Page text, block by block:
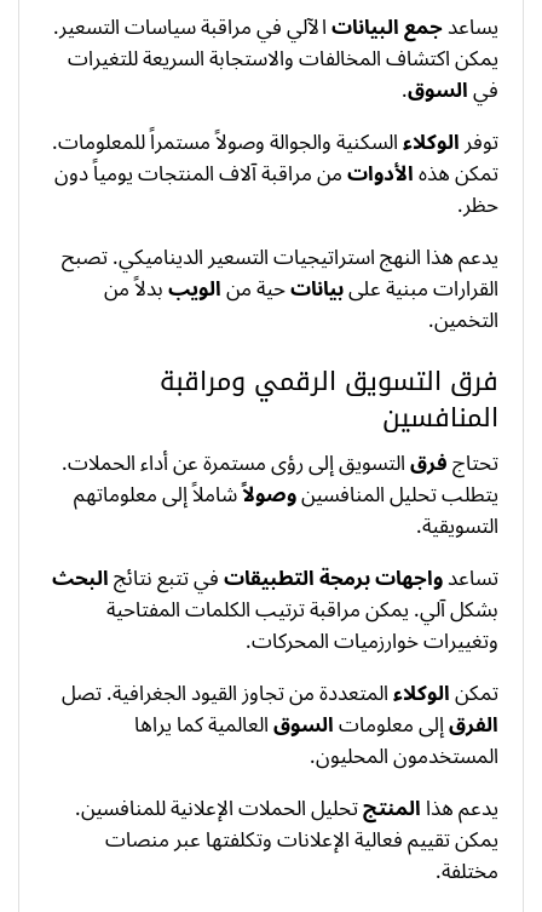
يساعدجمع البياناتالآلي في مراقبة سياسات التسعير.
يمكن اكتشاف المخالفات والاستجابة السريعة للتغيرات
فيالسوق.
توفرالوكلاءالسكنية والجوالة وصولاً مستمراً للمعلومات.
تمكن هذهالأدواتمن مراقبة آلاف المنتجات يومياً دون
حظر.
يدعم هذا النهج استراتيجيات التسعير الديناميكي. تصبح
القرارات مبنية علىبياناتحية منالويببدلاً من
التخمين.
فرق التسويق الرقمي ومراقبة
المنافسين
تحتاجفرقالتسويق إلى رؤى مستمرة عن أداء الحملات.
يتطلب تحليل المنافسينوصولاًشاملاً إلى معلوماتهم
التسويقية.
تساعدواجهات برمجة التطبيقاتفي تتبع نتائجالبحث
بشكل آلي. يمكن مراقبة ترتيب الكلمات المفتاحية
وتغييرات خوارزميات المحركات.
تمكنالوكلاءالمتعددة من تجاوز القيود الجغرافية. تصل
الفرقإلى معلوماتالسوقالعالمية كما يراها
المستخدمون المحليون.
يدعم هذاالمنتجتحليل الحملات الإعلانية للمنافسين.
يمكن تقييم فعالية الإعلانات وتكلفتها عبر منصات
مختلفة.